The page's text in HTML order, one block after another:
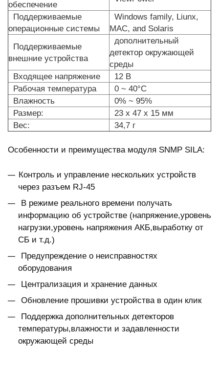
обеспечение
Поддерживаемые
операционные системы
Windows family, Liunx,
MAC, and Solaris
Поддерживаемые
внешние устройства
дополнительный
детектор окружающей
среды
Входящее напряжение
12 В
Рабочая температура
0 ~ 40°C
Влажность
0% ~ 95%
Размер:
23 x 47 x 15 мм
Вес:
34,7 г
Особенности и преимущества модуля SNMP SILA:
Контроль и управление нескольких устройств
через разъем RJ-45
В режиме реального времени получать
информацию об устройстве (напряжение,уровень
нагрузки,уровень напряжения АКБ,выработку от
СБ и т.д.)
Предупреждение о неисправностях
оборудования
Централизация и хранение данных
Обновление прошивки устройства в один клик
Поддержка дополнительных детекторов
температуры,влажности и задавленности
окружающей среды